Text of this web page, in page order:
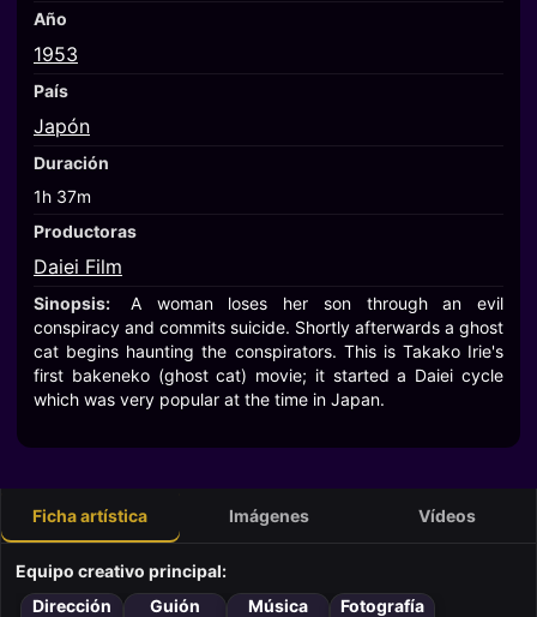
Año
1953
País
Japón
Duración
1h 37m
Productoras
Daiei Film
Sinopsis:
A woman loses her son through an evil
conspiracy and commits suicide. Shortly afterwards a ghost
cat begins haunting the conspirators. This is Takako Irie's
first bakeneko (ghost cat) movie; it started a Daiei cycle
which was very popular at the time in Japan.
Ficha artística Imágenes Vídeos
Equipo creativo principal:
Dirección
Guión Música Fotografía